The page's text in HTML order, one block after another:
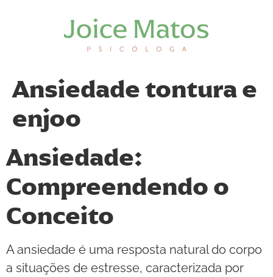
Ansiedade tontura e
enjoo
Ansiedade:
Compreendendo o
Conceito
A ansiedade é uma resposta natural do corpo
a situações de estresse, caracterizada por